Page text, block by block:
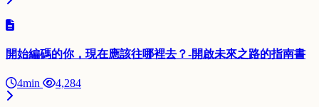
開始編碼的你，現在應該往哪裡去？-開啟未來之路的指南書
4min 4,284